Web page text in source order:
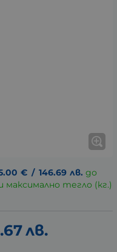
€ / 146.69 лв. до
тегло (кг.)
лв.